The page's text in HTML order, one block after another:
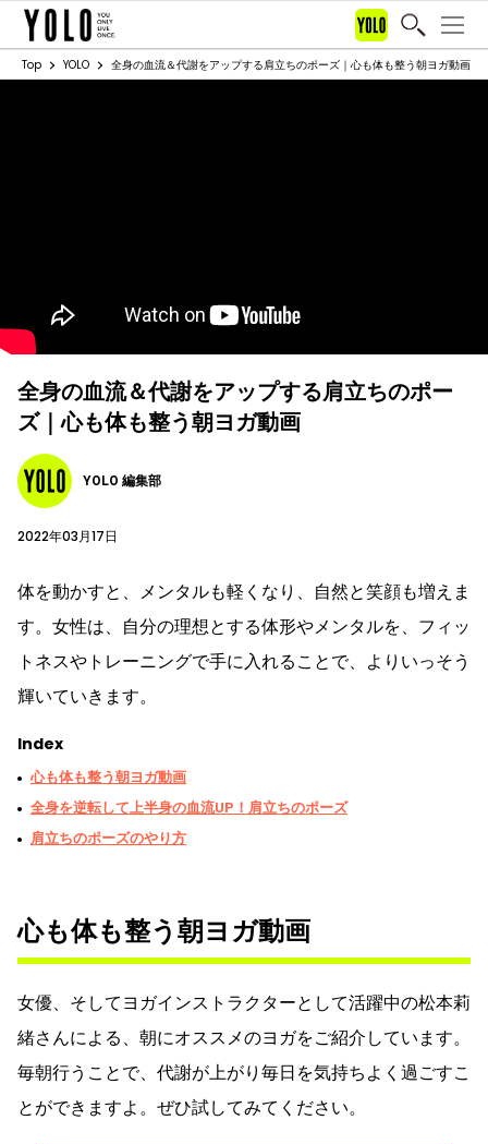
Top YOLO 全身の血流＆代謝をアップする肩立ちのポーズ｜心も体も整う朝ヨガ動画
全身の血流＆代謝をアップする肩立ちのポー
ズ｜心も体も整う朝ヨガ動画
YOLO 編集部
2022年03月17日
体を動かすと、メンタルも軽くなり、自然と笑顔も増えま
す。女性は、自分の理想とする体形やメンタルを、フィッ
トネスやトレーニングで手に入れることで、よりいっそう
輝いていきます。
Index
心も体も整う朝ヨガ動画
全身を逆転して上半身の血流UP！肩立ちのポーズ
肩立ちのポーズのやり方
心も体も整う朝ヨガ動画
女優、そしてヨガインストラクターとして活躍中の松本莉
緒さんによる、朝にオススメのヨガをご紹介しています。
毎朝行うことで、代謝が上がり毎日を気持ちよく過ごすこ
とができますよ。ぜひ試してみてください。